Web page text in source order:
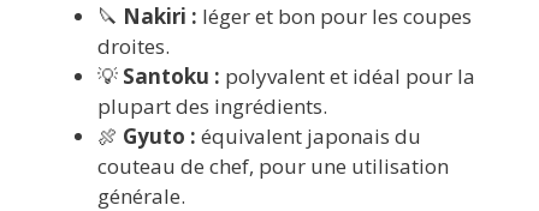
🔪 Nakiri : léger et bon pour les coupes
droites.
💡 Santoku : polyvalent et idéal pour la
plupart des ingrédients.
🍖 Gyuto : équivalent japonais du
couteau de chef, pour une utilisation
générale.